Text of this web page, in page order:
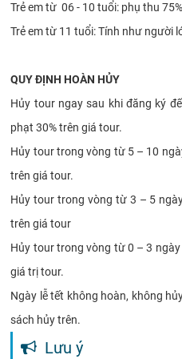
Trẻ em từ 06 - 10 tuổi: phụ thu
Trẻ em từ 11 tuổi: Tính như người
QUY ĐỊNH HOÀN HỦY
Hủy tour ngay sau khi đăng ký
phạt 30% trên giá tour.
Hủy tour trong vòng từ 5 – 10
trên giá tour.
Hủy tour trong vòng từ 3 – 5
trên giá tour
Hủy tour trong vòng từ 0 – 3
giá trị tour.
Ngày lễ tết không hoàn, không
sách hủy trên.
Lưu ý